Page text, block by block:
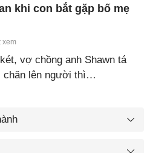
khi con bắt gặp bố mẹ
xem
vợ chồng anh Shawn tá
chăn lên người thì…